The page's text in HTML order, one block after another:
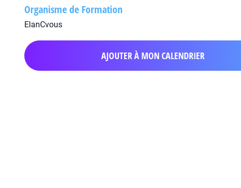
Organisme de Formation
ElanCvous
AJOUTER À MON CALENDRIER